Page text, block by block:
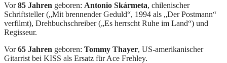
Vor85 Jahren geboren: Antonio Skármeta, chilenischer
Schriftsteller („Mit brennender Geduld“, 1994 als „Der Postmann“
verfilmt), Drehbuchschreiber („Es herrscht Ruhe im Land“) und
Regisseur.
Vor65 Jahren geboren: Tommy Thayer, US-amerikanischer
Gitarrist bei KISS als Ersatz für Ace Frehley.